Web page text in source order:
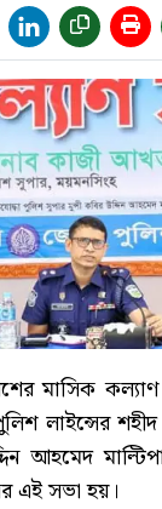
মাসিক
লাইন্সের শহীদ
আহমেদ
এই সভা হয়।